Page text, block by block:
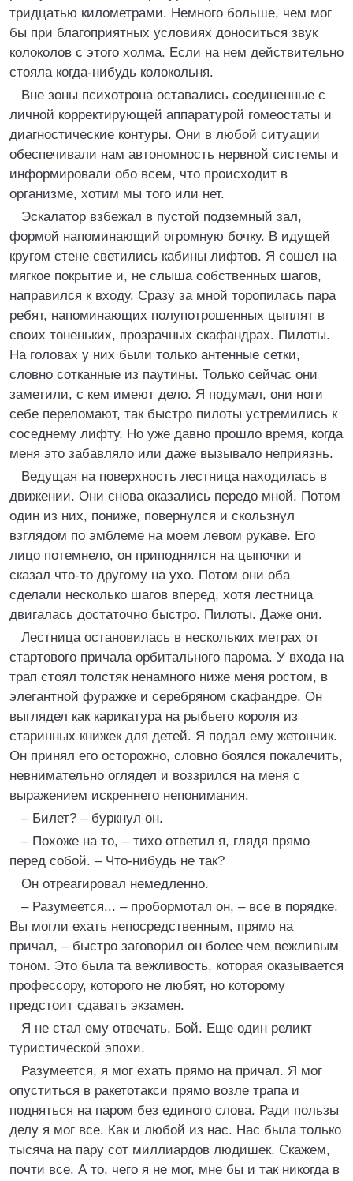
тридцатью километрами. Немного больше, чем мог
бы при благоприятных условиях доноситься звук
колоколов с этого холма. Если на нем действительно
стояла когда-нибудь колокольня.
Вне зоны психотрона оставались соединенные с
личной корректирующей аппаратурой гомеостаты и
диагностические контуры. Они в любой ситуации
обеспечивали нам автономность нервной системы и
информировали обо всем, что происходит в
организме, хотим мы того или нет.
Эскалатор взбежал в пустой подземный зал,
формой напоминающий огромную бочку. В идущей
кругом стене светились кабины лифтов. Я сошел на
мягкое покрытие и, не слыша собственных шагов,
направился к входу. Сразу за мной торопилась пара
ребят, напоминающих полупотрошенных цыплят в
своих тоненьких, прозрачных скафандрах. Пилоты.
На головах у них были только антенные сетки,
словно сотканные из паутины. Только сейчас они
заметили, с кем имеют дело. Я подумал, они ноги
себе переломают, так быстро пилоты устремились к
соседнему лифту. Но уже давно прошло время, когда
меня это забавляло или даже вызывало неприязнь.
Ведущая на поверхность лестница находилась в
движении. Они снова оказались передо мной. Потом
один из них, пониже, повернулся и скользнул
взглядом по эмблеме на моем левом рукаве. Его
лицо потемнело, он приподнялся на цыпочки и
сказал что-то другому на ухо. Потом они оба
сделали несколько шагов вперед, хотя лестница
двигалась достаточно быстро. Пилоты. Даже они.
Лестница остановилась в нескольких метрах от
стартового причала орбитального парома. У входа на
трап стоял толстяк ненамного ниже меня ростом, в
элегантной фуражке и серебряном скафандре. Он
выглядел как карикатура на рыбьего короля из
старинных книжек для детей. Я подал ему жетончик.
Он принял его осторожно, словно боялся покалечить,
невнимательно оглядел и воззрился на меня с
выражением искреннего непонимания.
– Билет? – буркнул он.
– Похоже на то, – тихо ответил я, глядя прямо
перед собой. – Что-нибудь не так?
Он отреагировал немедленно.
– Разумеется... – пробормотал он, – все в порядке.
Вы могли ехать непосредственным, прямо на
причал, – быстро заговорил он более чем вежливым
тоном. Это была та вежливость, которая оказывается
профессору, которого не любят, но которому
предстоит сдавать экзамен.
Я не стал ему отвечать. Бой. Еще один реликт
туристической эпохи.
Разумеется, я мог ехать прямо на причал. Я мог
опуститься в ракетотакси прямо возле трапа и
подняться на паром без единого слова. Ради пользы
делу я мог все. Как и любой из нас. Нас была только
тысяча на пару сот миллиардов людишек. Скажем,
почти все. А то, чего я не мог, мне бы и так никогда в